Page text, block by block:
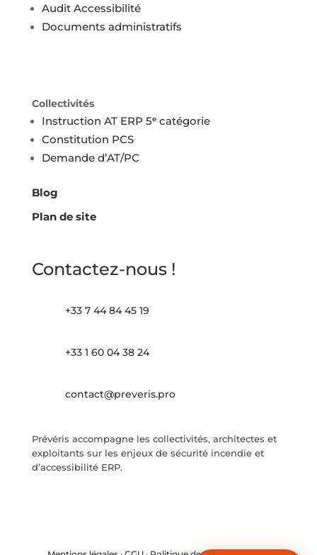
Audit Accessibilité
Documents administratifs
Collectivités
Instruction AT ERP 5ᵉ catégorie
Constitution PCS
Demande d’AT/PC
Blog
Plan de site
Contactez-nous !
+33 7 44 84 45 19
+33 1 60 04 38 24
contact@preveris.pro
Prévéris accompagne les collectivités, architectes et
exploitants sur les enjeux de sécurité incendie et
d’accessibilité ERP.